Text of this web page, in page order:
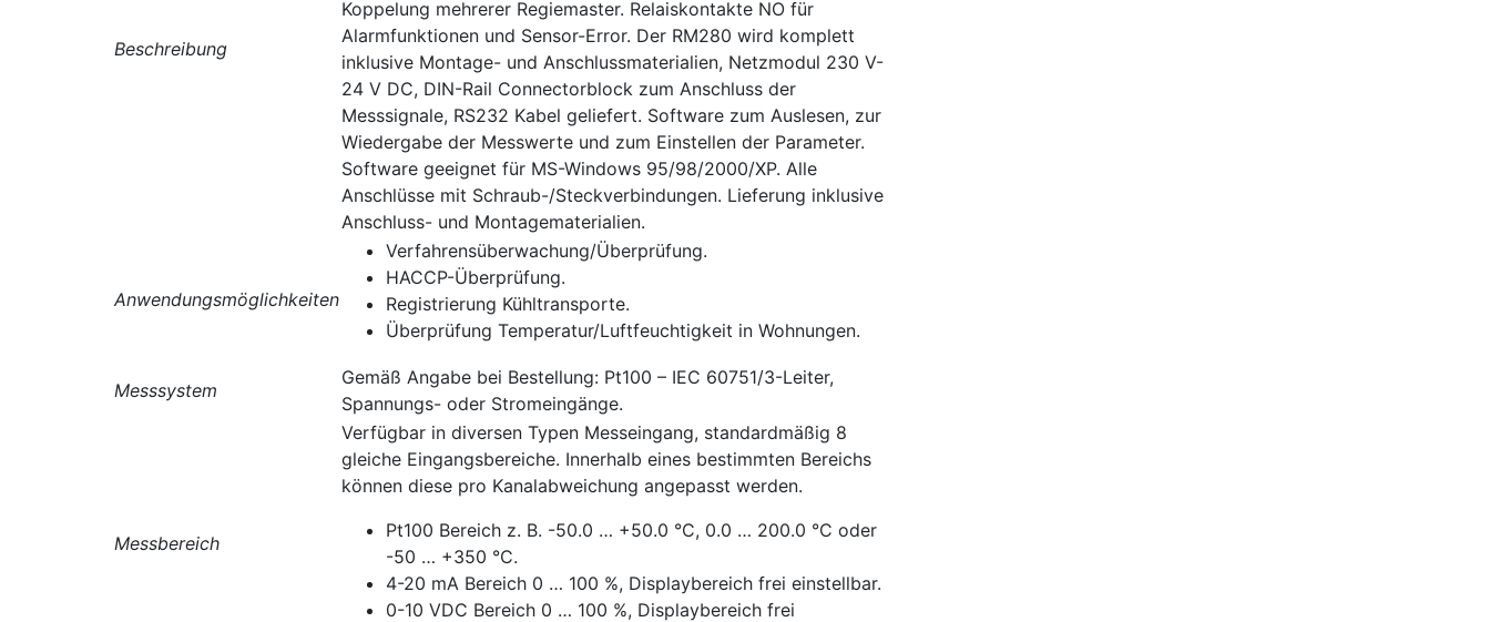
Beschreibung
Koppelung mehrerer Regiemaster. Relaiskontakte NO für
Alarmfunktionen und Sensor-Error. Der RM280 wird komplett
inklusive Montage- und Anschlussmaterialien, Netzmodul 230 V-
24 V DC, DIN-Rail Connectorblock zum Anschluss der
Messsignale, RS232 Kabel geliefert. Software zum Auslesen, zur
Wiedergabe der Messwerte und zum Einstellen der Parameter.
Software geeignet für MS-Windows 95/98/2000/XP. Alle
Anschlüsse mit Schraub-/Steckverbindungen. Lieferung inklusive
Anschluss- und Montagematerialien.
Anwendungsmöglichkeiten
Verfahrensüberwachung/Überprüfung.
HACCP-Überprüfung.
Registrierung Kühltransporte.
Überprüfung Temperatur/Luftfeuchtigkeit in Wohnungen.
Messsystem
Gemäß Angabe bei Bestellung: Pt100 – IEC 60751/3-Leiter,
Spannungs- oder Stromeingänge.
Messbereich
Verfügbar in diversen Typen Messeingang, standardmäßig 8
gleiche Eingangsbereiche. Innerhalb eines bestimmten Bereichs
können diese pro Kanalabweichung angepasst werden.
Pt100 Bereich z. B. -50.0 … +50.0 °C, 0.0 … 200.0 °C oder
-50 … +350 °C.
4-20 mA Bereich 0 … 100 %, Displaybereich frei einstellbar.
0-10 VDC Bereich 0 … 100 %, Displaybereich frei